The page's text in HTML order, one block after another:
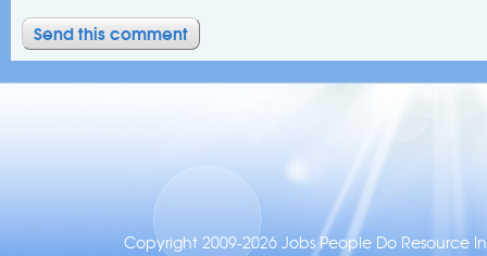
Copyright 2009-2026 Jobs People Do Resource